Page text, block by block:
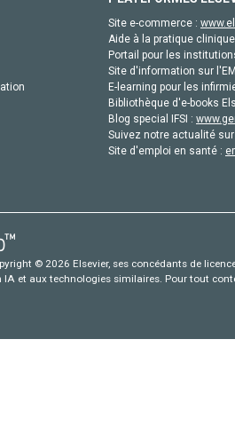
Site e-commerce :
Aide à la pratique
Portail pour les
Site d'information sur
E-learning pour les
Bibliothèque d'e-books
Blog special IFSI :
Suivez notre actualité
Site d'emploi en santé :
© 2026 Elsevier, ses concédants de
et aux technologies similaires. Pour tout